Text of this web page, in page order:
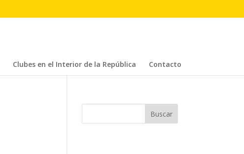
Clubes en el Interior de la República Contacto